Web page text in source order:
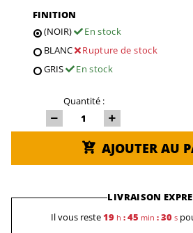
FINITION
(NOIR)
En stock
BLANC
Rupture de stock
GRIS
En stock
Quantité :
AJOUTER AU
LIVRAISON
Il vous reste19h : 45 min : 29s